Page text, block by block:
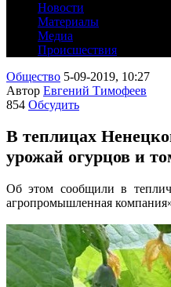
Новости
Материалы
Медиа
Происшествия
Общество 5-09-2019, 10:27
Автор Евгений Тимофеев
854 Обсудить
В теплицах
урожай огурцов и
Об этом сообщили в
агропромышленная